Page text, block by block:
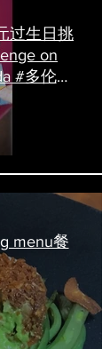
过生日挑
on
#多伦多
食
menu餐